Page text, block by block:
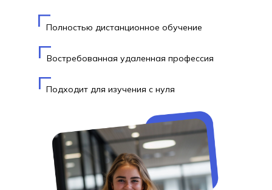
Подходит для изучения с нуля
Полностью дистанционное обучение
Востребованная удаленная профессия